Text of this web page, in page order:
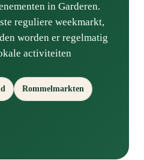
in Garderen.
reguliere weekmarkt,
worden er regelmatig
activiteiten
Rommelmarkten